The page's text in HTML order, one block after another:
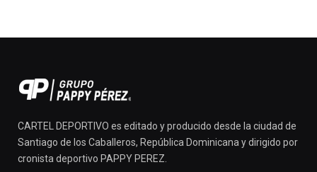
CARTEL DEPORTIVO es editado y producido desde la ciudad de
Santiago de los Caballeros, República Dominicana y dirigido por
cronista deportivo PAPPY PEREZ.